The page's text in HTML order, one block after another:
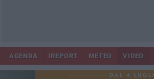
AGENDA IREPORT METEO VIDEO